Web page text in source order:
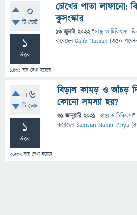
0
টি ভোট
1
উত্তর
1,431 বার দেখা হয়েছে
চোখের পাতা লাফানো:
কুসংস্কার
13 জুলাই 2022 "স্বাস্থ্য ও চিকিৎসা"
করেছেনGalib Hassan (350
+6
টি ভোট
1
উত্তর
3,232বার দেখা হয়েছে
বিড়াল কামড় ও আঁচড়
কোনো সমস্যা হয়?
31 জানুয়ারি 2021 "স্বাস্থ্য ও চিকিৎসা"
করেছেনSamsun Nahar Priya (